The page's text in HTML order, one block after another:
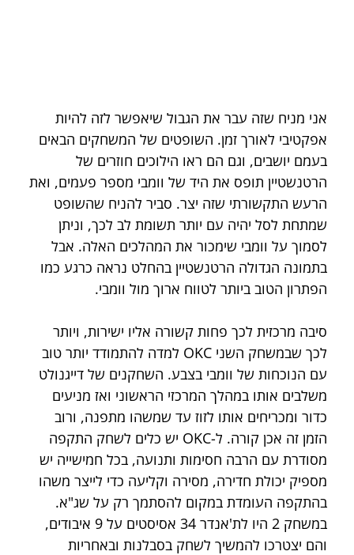
אני מניח שזה עבר את הגבול שיאפשר לזה להיות
אפקטיבי לאורך זמן. השופטים של המשחקים הבאים
בעמם יושבים, וגם הם ראו הילוכים חוזרים של
הרטנשטיין תופס את היד של וומבי מספר פעמים, ואת
הרעש התקשורתי שזה יצר. סביר להניח שהשופט
שמתחת לסל יהיה עם יותר תשומת לב לכך, וניתן
לסמוך על וומבי שימכור את המהלכים האלה. אבל
בתמונה הגדולה הרטנשטיין בהחלט נראה כרגע כמו
הפתרון הטוב ביותר לטווח ארוך מול וומבי.
סיבה מרכזית לכך פחות קשורה אליו ישירות, ויותר
לכך שבמשחק השני OKC למדה להתמודד יותר טוב
עם הנוכחות של וומבי בצבע. השחקנים של דייגנולט
משלבים אותו במהלך המרכזי הראשוני ואז מניעים
כדור ומכריחים אותו לזוז עד שמשהו מתפנה, ורוב
הזמן זה אכן קורה. ל-OKC יש כלים לשחק התקפה
מסודרת עם הרבה חסימות ותנועה, בכל חמישייה יש
מספיק יכולת חדירה, מסירה וקליעה כדי לייצר משהו
בהתקפה העומדת במקום להסתמך רק על שג"א.
במשחק 2 היו לת'אנדר 34 אסיסטים על 9 איבודים,
והם יצטרכו להמשיך לשחק בסבלנות ובאחריות